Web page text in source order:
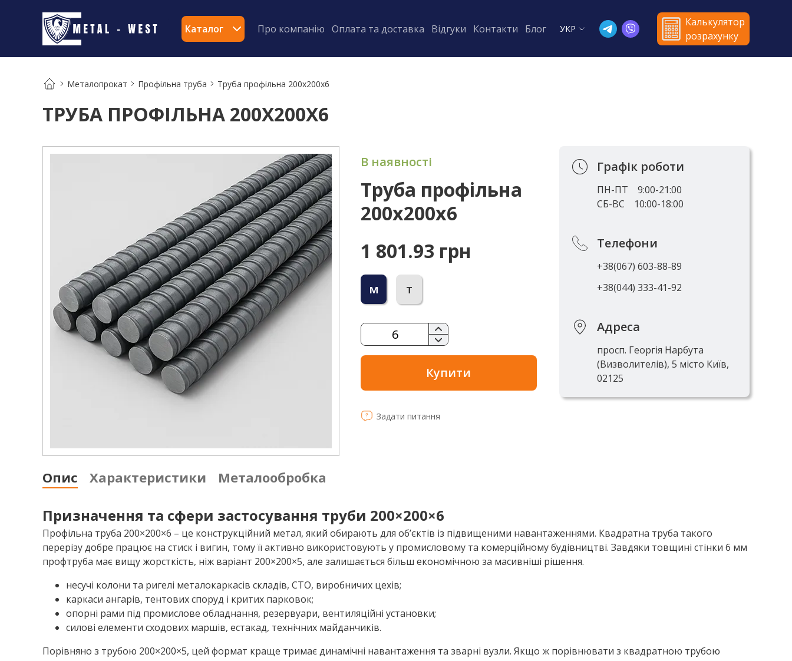
Каталог Про компанію Оплата та доставка Відгуки Контакти Блог УКР
Калькулятор
розрахунку
Металопрокат Профільна труба Труба профільна 200х200х6
ТРУБА ПРОФІЛЬНА 200Х200Х6
В наявності
Труба профільна
200х200х6
1 801.93 грн
м т
Купити
Задати питання
Графік роботи
ПН-ПТ
9:00-21:00
СБ-ВС
10:00-18:00
Телефони
+38(067) 603-88-89
+38(044) 333-41-92
Адреса
просп. Георгія Нарбута
(Визволителів), 5 місто Київ,
02125
Опис Характеристики Металообробка
Призначення та сфери застосування труби 200×200×6
Профільна труба 200×200×6 – це конструкційний метал, який обирають для об’єктів із підвищеними навантаженнями. Квадратна труба такого
перерізу добре працює на стиск і вигин, тому її активно використовують у промисловому та комерційному будівництві. Завдяки товщині стінки 6 мм
профтруба має вищу жорсткість, ніж варіант 200×200×5, але залишається більш економічною за масивніші рішення.
несучі колони та ригелі металокаркасів складів, СТО, виробничих цехів;
каркаси ангарів, тентових споруд і критих парковок;
опорні рами під промислове обладнання, резервуари, вентиляційні установки;
силові елементи сходових маршів, естакад, технічних майданчиків.
Порівняно з трубою 200×200×5, цей формат краще тримає динамічні навантаження та зварні вузли. Якщо ж порівнювати з квадратною трубою